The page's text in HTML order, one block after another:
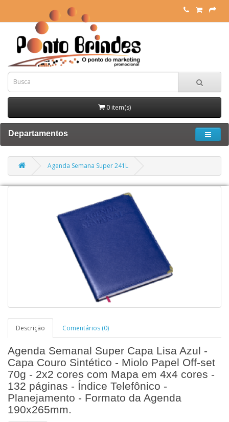
0 item(s)
Departamentos
Agenda Semana Super 241L
Descrição Comentários (0)
Agenda Semanal Super Capa Lisa Azul -
Capa Couro Sintético - Miolo Papel Off-set
70g - 2x2 cores com Mapa em 4x4 cores -
132 páginas - Índice Telefônico -
Planejamento - Formato da Agenda
190x265mm.